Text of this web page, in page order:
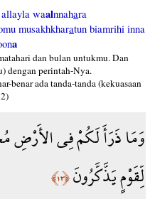
allayla waalnnahara
musakhkharatun biamrihi inna
a
dan bulan untukmu. Dan
dengan perintah-Nya.
benar ada tanda-tanda (kekuasaan
وَمَا ذَرَأَ لَكُمْ فِي الأَرْضِ
لِّقَوْمٍ يَذَّكَّرُونَ﴿١٣﴾